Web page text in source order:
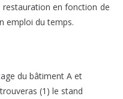
restauration en fonction de
emploi du temps.
du bâtiment A et
(1) le stand